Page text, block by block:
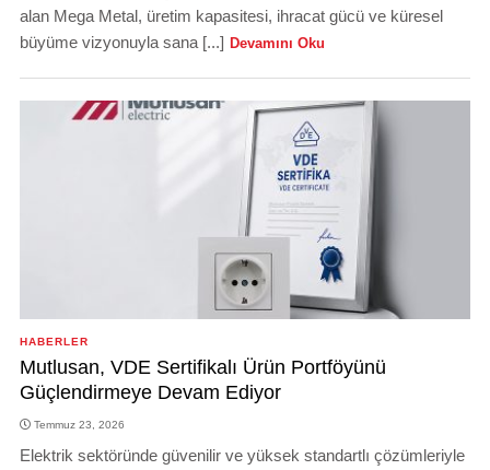
alan Mega Metal, üretim kapasitesi, ihracat gücü ve küresel
büyüme vizyonuyla sana [...] Devamını Oku
HABERLER
Mutlusan, VDE Sertifikalı Ürün Portföyünü
Güçlendirmeye Devam Ediyor
Temmuz 23, 2026
Elektrik sektöründe güvenilir ve yüksek standartlı çözümleriyle